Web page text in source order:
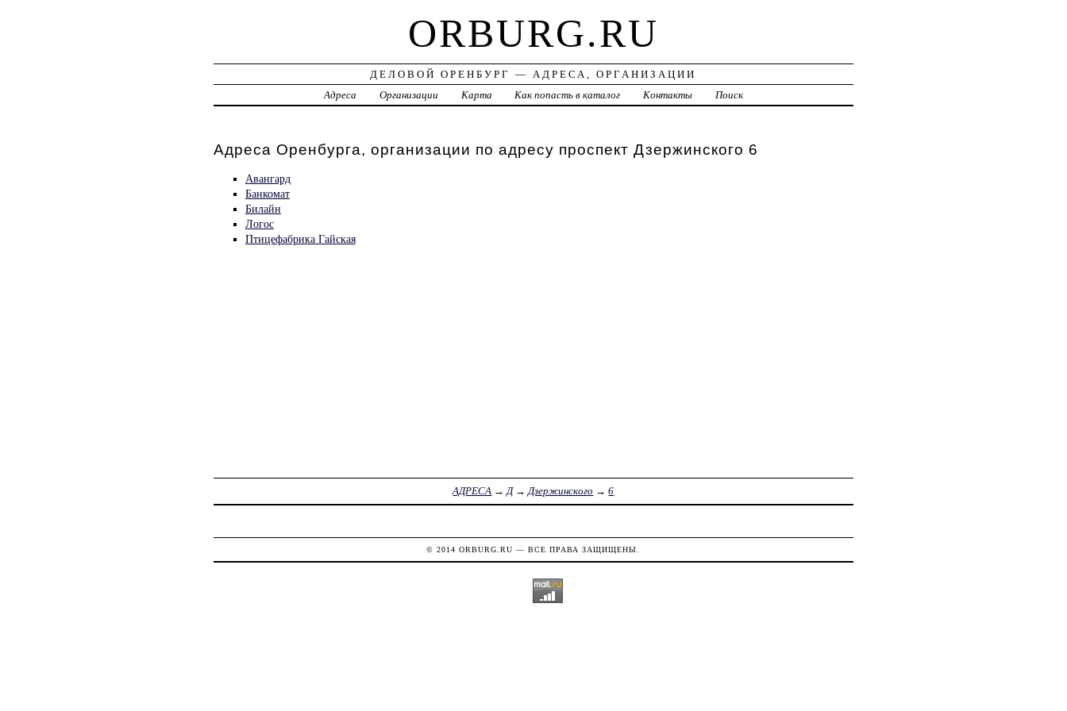
ORBURG.RU
ДЕЛОВОЙ ОРЕНБУРГ — АДРЕСА, ОРГАНИЗАЦИИ
Адреса
Организации Карта Как попасть в каталог Контакты Поиск
Адреса Оренбурга, организации по адресу проспект Дзержинского 6
Авангард
Банкомат
Билайн
Логос
Птицефабрика Гайская
АДРЕСА →Д→Дзержинского →6
© 2014ORBURG.RU — ВСЕ ПРАВА ЗАЩИЩЕНЫ.